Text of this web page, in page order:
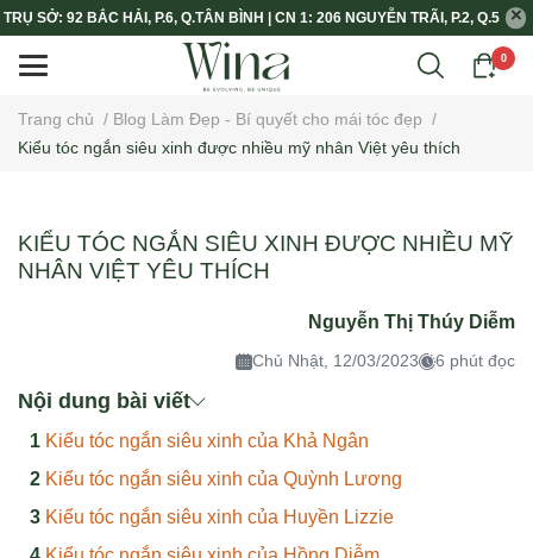
TRỤ SỞ: 92 BẮC HẢI, P.6, Q.TÂN BÌNH | CN 1: 206 NGUYỄN TRÃI, P.2, Q.5
0
Trang chủ / Blog Làm Đẹp - Bí quyết cho mái tóc đẹp /
Kiểu tóc ngắn siêu xinh được nhiều mỹ nhân Việt yêu thích
KIỂU TÓC NGẮN SIÊU XINH ĐƯỢC NHIỀU MỸ
NHÂN VIỆT YÊU THÍCH
Nguyễn Thị Thúy Diễm
Chủ Nhật, 12/03/2023 6 phút đọc
Nội dung bài viết
Kiểu tóc ngắn siêu xinh của Khả Ngân
Kiểu tóc ngắn siêu xinh của Quỳnh Lương
Kiểu tóc ngắn siêu xinh của Huyền Lizzie